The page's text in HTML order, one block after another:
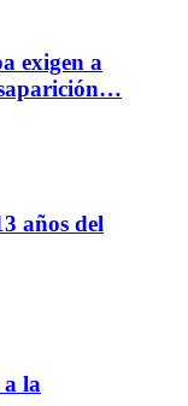
exigen a
años del
la